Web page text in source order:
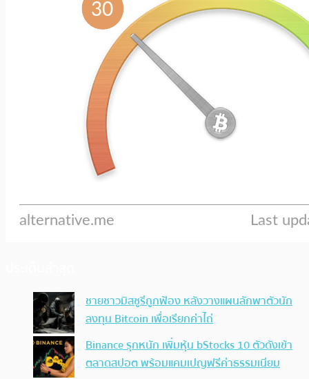
ชายชาวมิสซูรีถูกฟ้อง หลังวางแผนลักพาตัวนัก
ลงทุน Bitcoin เพื่อเรียกค่าไถ่
Binance รุกหนัก เพิ่มหุ้น bStocks 10 ตัวดังเข้า
ตลาดสปอต พร้อมแคมเปญฟรีค่าธรรมเนียม